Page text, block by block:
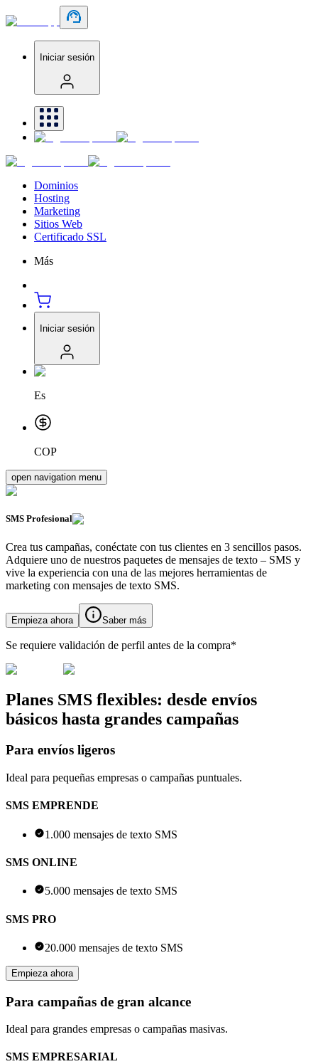
Iniciar sesión
Dominios
Hosting
Marketing
Sitios Web
Certificado SSL
Más
Iniciar sesión
Es
COP
open navigation menu
SMS Profesional
Crea tus campañas, conéctate con tus clientes en 3 sencillos pasos.
Adquiere uno de nuestros paquetes de mensajes de texto – SMS y
vive la experiencia con una de las mejores herramientas de
marketing con mensajes de texto SMS.
Empieza ahora Saber más
Se requiere validación de perfil antes de la compra*
Planes SMS flexibles: desde envíos
básicos hasta grandes campañas
Para envíos ligeros
Ideal para pequeñas empresas o campañas puntuales.
SMS EMPRENDE
1.000 mensajes de texto SMS
SMS ONLINE
5.000 mensajes de texto SMS
SMS PRO
20.000 mensajes de texto SMS
Empieza ahora
Para campañas de gran alcance
Ideal para grandes empresas o campañas masivas.
SMS EMPRESARIAL